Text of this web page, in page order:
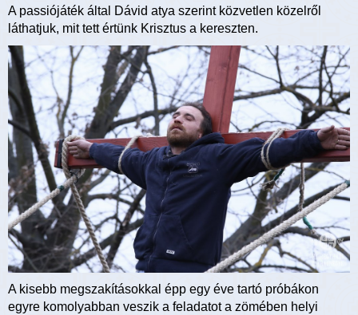
A passiójáték által Dávid atya szerint közvetlen közelről
láthatjuk, mit tett értünk Krisztus a kereszten.
A kisebb megszakításokkal épp egy éve tartó próbákon
egyre komolyabban veszik a feladatot a zömében helyi